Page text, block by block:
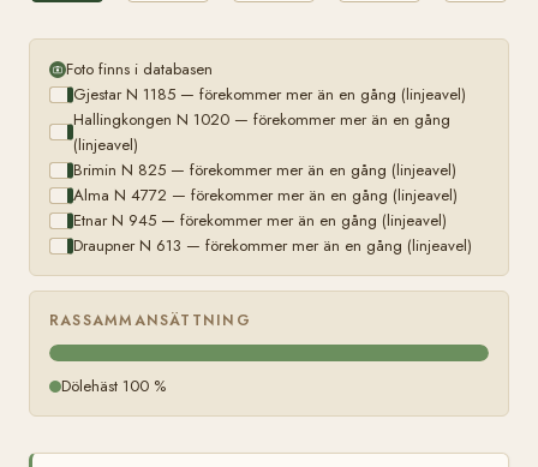
Foto finns i databasen
Gjestar N 1185 — förekommer mer än en gång (linjeavel)
Hallingkongen N 1020 — förekommer mer än en gång
(linjeavel)
Brimin N 825 — förekommer mer än en gång (linjeavel)
Alma N 4772 — förekommer mer än en gång (linjeavel)
Etnar N 945 — förekommer mer än en gång (linjeavel)
Draupner N 613 — förekommer mer än en gång (linjeavel)
RASSAMMANSÄTTNING
Dölehäst 100 %